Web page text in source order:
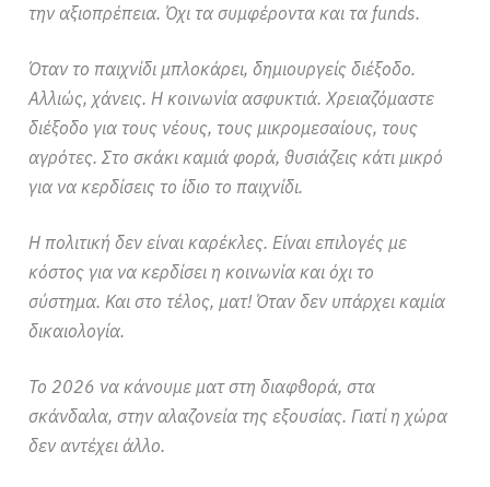
την αξιοπρέπεια. Όχι τα συμφέροντα και τα funds.
Όταν το παιχνίδι μπλοκάρει, δημιουργείς διέξοδο.
Αλλιώς, χάνεις. Η κοινωνία ασφυκτιά. Χρειαζόμαστε
διέξοδο για τους νέους, τους μικρομεσαίους, τους
αγρότες. Στο σκάκι καμιά φορά, θυσιάζεις κάτι μικρό
για να κερδίσεις το ίδιο το παιχνίδι.
Η πολιτική δεν είναι καρέκλες. Είναι επιλογές με
κόστος για να κερδίσει η κοινωνία και όχι το
σύστημα. Και στο τέλος, ματ! Όταν δεν υπάρχει καμία
δικαιολογία.
Το 2026 να κάνουμε ματ στη διαφθορά, στα
σκάνδαλα, στην αλαζονεία της εξουσίας. Γιατί η χώρα
δεν αντέχει άλλο.